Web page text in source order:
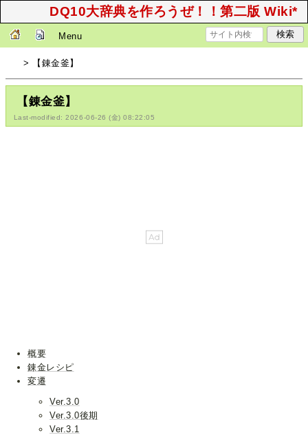
DQ10大辞典を作ろうぜ！！第二版 Wiki*
Menu
> 【錬金釜】
【錬金釜】
Last-modified: 2026-06-26 (金) 08:22:05
概要
錬金レシピ
変遷
Ver.3.0
Ver.3.0後期
Ver.3.1